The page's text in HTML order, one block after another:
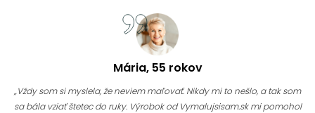
Mária, 55 rokov
„Vždy som si myslela, že neviem maľovať. Nikdy mi to nešlo, a tak som
sa bála vziať štetec do ruky. Výrobok od Vymalujsisam.sk mi pomohol